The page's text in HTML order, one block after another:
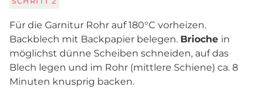
Für die Garnitur Rohr auf 180°C vorheizen.
Backblech mit Backpapier belegen. Brioche in
möglichst dünne Scheiben schneiden, auf das
Blech legen und im Rohr (mittlere Schiene) ca. 8
Minuten knusprig backen.